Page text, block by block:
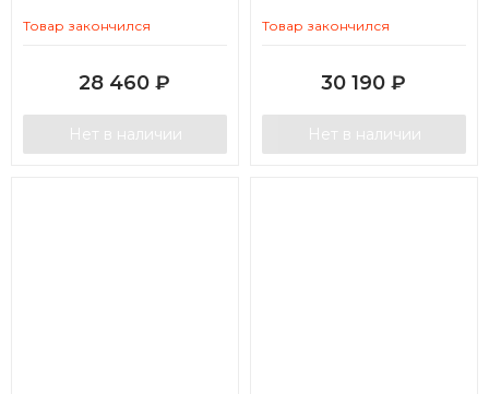
Товар закончился
28 460 ₽
Нет в наличии
Товар закончился
30 190 ₽
Нет в наличии